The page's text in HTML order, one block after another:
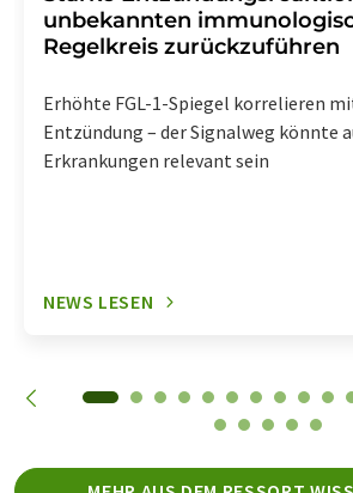
unbekannten
Regelkreis zurückzuführen
Erhöhte FGL-1-Spiegel korrelieren
Entzündung – der Signalweg könnte
Erkrankungen relevant sein
NEWS LESEN